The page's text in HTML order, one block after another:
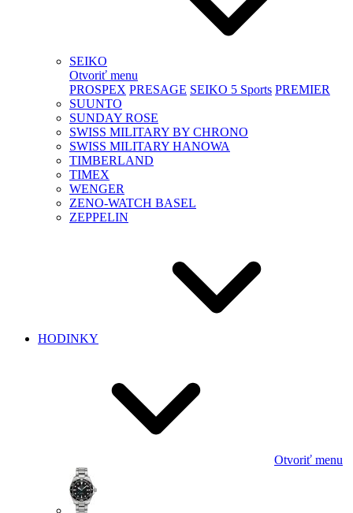
SEIKO
Otvoriť menu
PROSPEX PRESAGE SEIKO 5 Sports PREMIER
SUUNTO
SUNDAY ROSE
SWISS MILITARY BY CHRONO
SWISS MILITARY HANOWA
TIMBERLAND
TIMEX
WENGER
ZENO-WATCH BASEL
ZEPPELIN
HODINKY
Otvoriť menu